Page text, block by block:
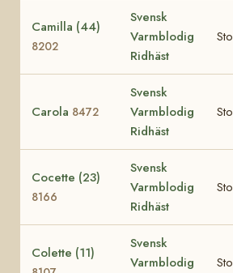
Camilla (44)
8202
Svensk
Varmblodig
Ridhäst
Sto
Carola 8472
Svensk
Varmblodig
Ridhäst
Sto
Cocette (23)
8166
Svensk
Varmblodig
Ridhäst
Sto
Colette (11)
Svensk
Varmblodig
Sto